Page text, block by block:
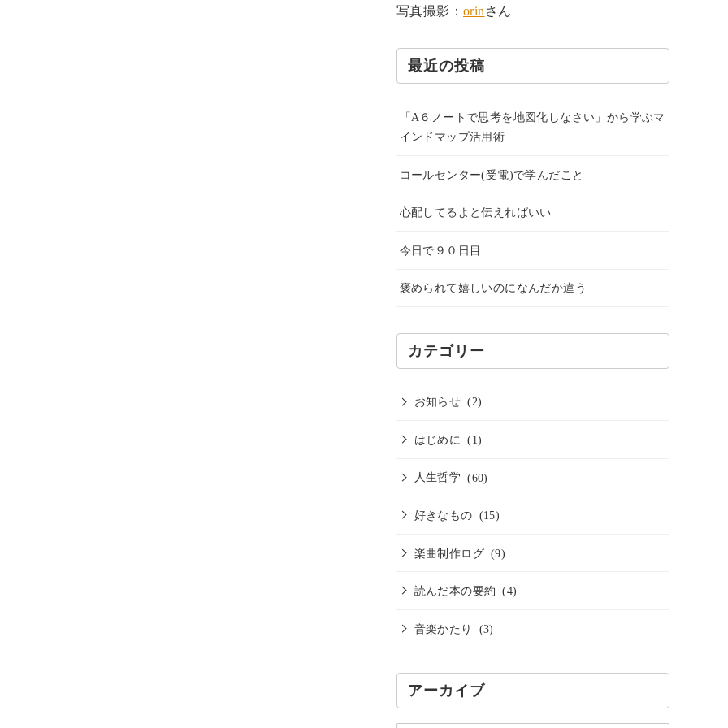
写真撮影： orin さん
最近の投稿
「A６ノートで思考を地図化しなさい」から学ぶマ
インドマップ活用術
コールセンター(受電)で学んだこと
心配してるよと伝えればいい
今日で９０日目
褒められて嬉しいのになんだか違う
カテゴリー
お知らせ (2)
はじめに (1)
人生哲学 (60)
好きなもの (15)
楽曲制作ログ (9)
読んだ本の要約 (4)
音楽かたり (3)
アーカイブ